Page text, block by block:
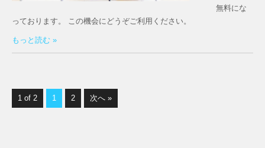
無料にな
っております。 この機会にどうぞご利用ください。
もっと読む »
1 of 2 1 2 次へ »